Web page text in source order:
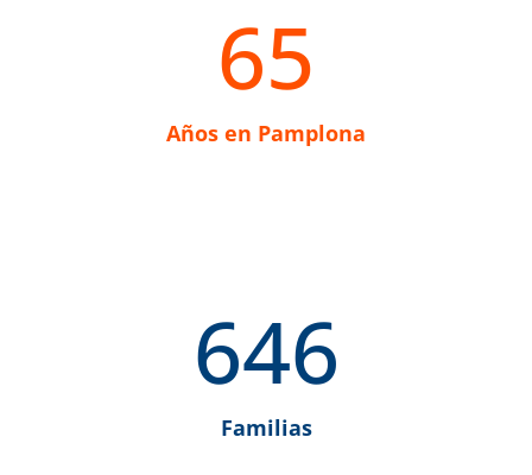
65
Años en Pamplona
646
Familias